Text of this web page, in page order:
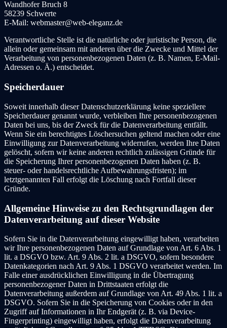
Wandhofer Bruch 8
58239 Schwerte
E-Mail: webmaster@web-eleganz.de
Verantwortliche Stelle ist die natürliche oder juristische Person, die
allein oder gemeinsam mit anderen über die Zwecke und Mittel der
Verarbeitung von personenbezogenen Daten (z. B. Namen, E-Mail-
Adressen o. Ä.) entscheidet.
Speicherdauer
Soweit innerhalb dieser Datenschutzerklärung keine speziellere
Speicherdauer genannt wurde, verbleiben Ihre personenbezogenen
Daten bei uns, bis der Zweck für die Datenverarbeitung entfällt.
Wenn Sie ein berechtigtes Löschersuchen geltend machen oder eine
Einwilligung zur Datenverarbeitung widerrufen, werden Ihre Daten
gelöscht, sofern wir keine anderen rechtlich zulässigen Gründe für
die Speicherung Ihrer personenbezogenen Daten haben (z. B.
steuer- oder handelsrechtliche Aufbewahrungsfristen); im
letztgenannten Fall erfolgt die Löschung nach Fortfall dieser
Gründe.
Allgemeine Hinweise zu den Rechtsgrundlagen der
Datenverarbeitung auf dieser Website
Sofern Sie in die Datenverarbeitung eingewilligt haben, verarbeiten
wir Ihre personenbezogenen Daten auf Grundlage von Art. 6 Abs. 1
lit. a DSGVO bzw. Art. 9 Abs. 2 lit. a DSGVO, sofern besondere
Datenkategorien nach Art. 9 Abs. 1 DSGVO verarbeitet werden. Im
Falle einer ausdrücklichen Einwilligung in die Übertragung
personenbezogener Daten in Drittstaaten erfolgt die
Datenverarbeitung außerdem auf Grundlage von Art. 49 Abs. 1 lit. a
DSGVO. Sofern Sie in die Speicherung von Cookies oder in den
Zugriff auf Informationen in Ihr Endgerät (z. B. via Device-
Fingerprinting) eingewilligt haben, erfolgt die Datenverarbeitung